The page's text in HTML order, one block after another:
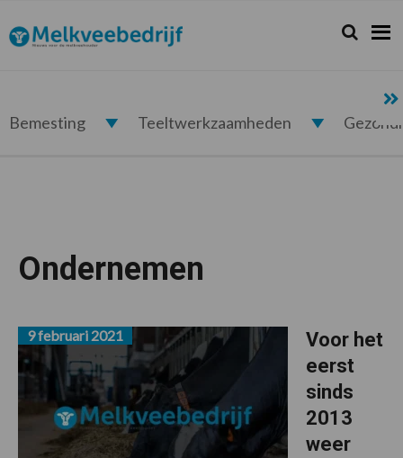
de
hoofdnavigatie
de
hoofd
de
voettekst
Melkveebedrijf.nl Zoeken...
Zoek
Bemesting Teeltwerkzaamheden
Ondernemen
Voor het
eerst
sinds
2013
weer
9 februari 2021